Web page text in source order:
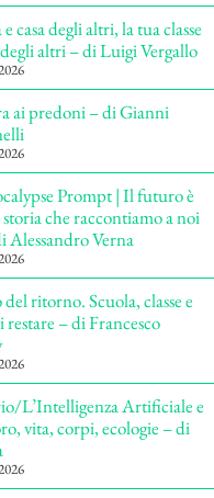
casa degli altri, la tua classe
altri – di Luigi Vergallo
ai predoni – di Gianni
Prompt | Il futuro è
che raccontiamo a noi
Alessandro Verna
ritorno. Scuola, classe e
– di Francesco
L’Intelligenza Artificiale e
vita, corpi, ecologie – di